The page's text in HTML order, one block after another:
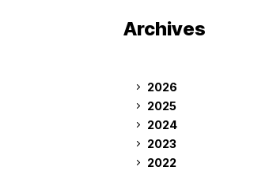
Archives
2026
2025
2024
2023
2022